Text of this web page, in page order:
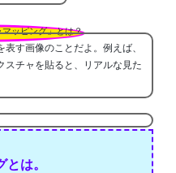
す画像のことだよ。例えば、
スチャを貼ると、リアルな見た
は。